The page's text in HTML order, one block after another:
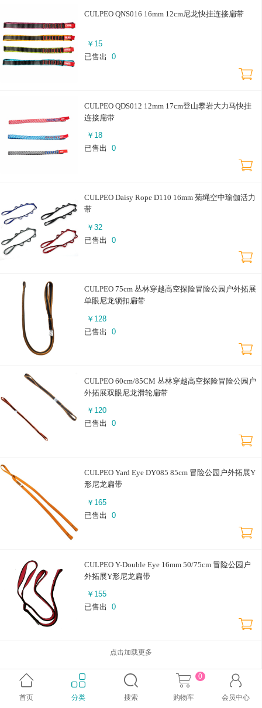
CULPEO QNS016 16mm 12cm尼龙快挂连接扁带
￥ 15
已售出
0
CULPEO QDS012 12mm 17cm登山攀岩大力马快挂
连接扁带
￥ 18
已售出
0
CULPEO Daisy Rope D110 16mm 菊绳空中瑜伽活力
带
￥ 32
已售出
0
CULPEO 75cm 丛林穿越高空探险冒险公园户外拓展
单眼尼龙锁扣扁带
￥ 128
已售出
0
CULPEO 60cm/85CM 丛林穿越高空探险冒险公园户
外拓展双眼尼龙滑轮扁带
￥ 120
已售出
0
CULPEO Yard Eye DY085 85cm 冒险公园户外拓展Y
形尼龙扁带
￥ 165
已售出
0
CULPEO Y-Double Eye 16mm 50/75cm 冒险公园户
外拓展Y形尼龙扁带
￥ 155
已售出
0
点击加载更多
返回首页 会员中心 联系我们

首页

分类

搜索

购物车
0 
会员中心